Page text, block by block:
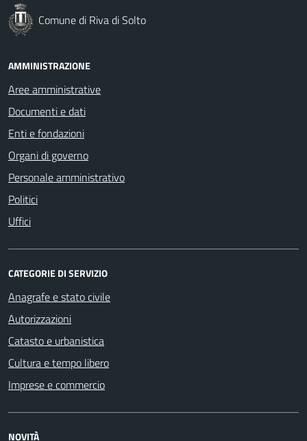
Comune di Riva di Solto
AMMINISTRAZIONE
Aree amministrative
Documenti e dati
Enti e fondazioni
Organi di governo
Personale amministrativo
Politici
Uffici
CATEGORIE DI SERVIZIO
Anagrafe e stato civile
Autorizzazioni
Catasto e urbanistica
Cultura e tempo libero
Imprese e commercio
NOVITÀ